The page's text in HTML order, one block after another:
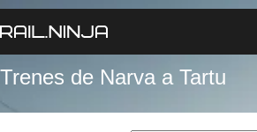
Trenes de Narva a Tartu